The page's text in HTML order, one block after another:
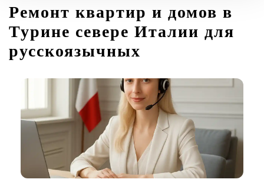
Ремонт квартир и домов в
Турине севере Италии для
русскоязычных